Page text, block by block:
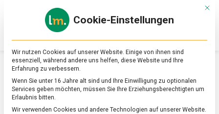
Online-
Magazin
zu
&
Ernährung
SCHLAGWORT:ERNÄHRUNGSREPORT
Mit
Cookie-Einstellungen
Wir nutzen Cookies auf unserer Website. Einige von ihnen sind
essenziell, während andere uns helfen, diese Website und Ihre
Erfahrung zu verbessern.
Wenn Sie unter 16 Jahre alt sind und Ihre Einwilligung zu optionalen
Services geben möchten, müssen Sie Ihre Erziehungsberechtigten um
Erlaubnis bitten.
Wir verwenden Cookies und andere Technologien auf unserer Website.